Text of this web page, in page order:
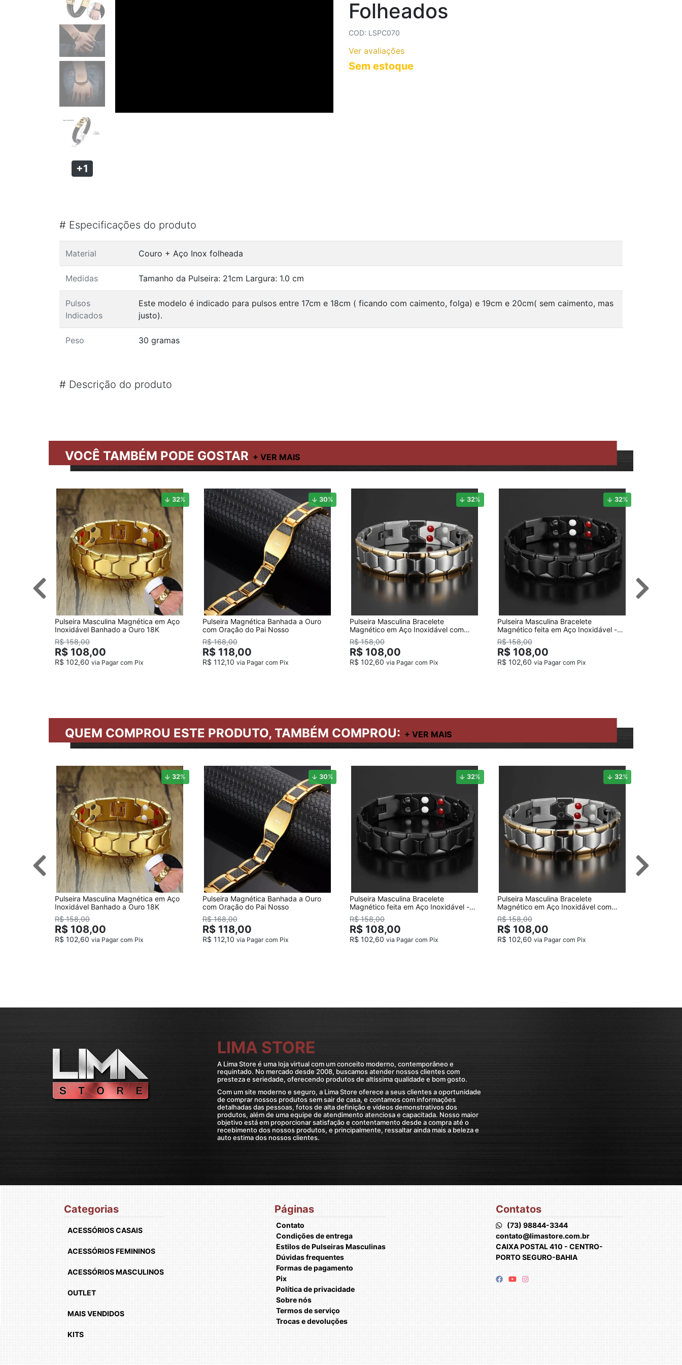
PULSEIRA MAGNÉTICA
PULSEIRA DE SILICONE MASCULINA
KIT PULSEIRA MASCULINA
COLARES AÇO INOXIDÁVEL
ANÉIS MASCULINOS
ANÉIS DE AÇO
ANÉIS DE TUGSTÊNIO
ANÉIS MAGNÉTICOS DE COBRE
+1
Folheados
COD: LSPC070
Ver avaliações
Sem estoque
# Especificações do produto
Material Couro + Aço Inox folheada
Medidas Tamanho da Pulseira: 21cm Largura: 1.0 cm
Pulsos
Indicados
Este modelo é indicado para pulsos entre 17cm e 18cm ( ficando com caimento, folga) e 19cm e 20cm( sem caimento, mas
justo).
Peso 30 gramas
# Descrição do produto
VOCÊ TAMBÉM PODE GOSTAR
32%
Pulseira Masculina Magnética em Aço
Inoxidável Banhado a Ouro 18K
R$ 158,00
R$ 108,00
R$ 102,60 via Pagar com Pix
30%
Pulseira Magnética Banhada a Ouro
com Oração do Pai Nosso
R$ 168,00
R$ 118,00
R$ 112,10 via Pagar com Pix
32%
Pulseira Masculina Bracelete
Magnético em Aço Inoxidável com
detalhes Banhado a Ouro
R$ 158,00
R$ 108,00
R$ 102,60 via Pagar com Pix
32%
Pulseira Masculina Bracelete
Magnético feita em Aço Inoxidável -
Preta
R$ 158,00
R$ 108,00
R$ 102,60 via Pagar com Pix
QUEM COMPROU ESTE PRODUTO, TAMBÉM COMPROU:
32%
Pulseira Masculina Magnética em Aço
Inoxidável Banhado a Ouro 18K
R$ 158,00
R$ 108,00
R$ 102,60 via Pagar com Pix
30%
Pulseira Magnética Banhada a Ouro
com Oração do Pai Nosso
R$ 168,00
R$ 118,00
R$ 112,10 via Pagar com Pix
32%
Pulseira Masculina Bracelete
Magnético feita em Aço Inoxidável -
Preta
R$ 158,00
R$ 108,00
R$ 102,60 via Pagar com Pix
32%
Pulseira Masculina Bracelete
Magnético em Aço Inoxidável com
detalhes Banhado a Ouro
R$ 158,00
R$ 108,00
R$ 102,60 via Pagar com Pix
LIMA STORE
A Lima Store é uma loja virtual com um conceito moderno, contemporâneo e
requintado. No mercado desde 2008, buscamos atender nossos clientes com
presteza e seriedade, oferecendo produtos de altíssima qualidade e bom gosto.
Categorias
ACESSÓRIOS CASAIS
ACESSÓRIOS FEMININOS
ACESSÓRIOS MASCULINOS
OUTLET
MAIS VENDIDOS
KITS
Contatos
(73) 98844-3344
contato@limastore.com.br
CAIXA POSTAL 410 - CENTRO-
PORTO SEGURO-BAHIA
Páginas
Contato
Condições de entrega
Estilos de Pulseiras Masculinas
Dúvidas frequentes
Formas de pagamento
Pix
Política de privacidade
Sobre nós
Termos de serviço
Trocas e devoluções